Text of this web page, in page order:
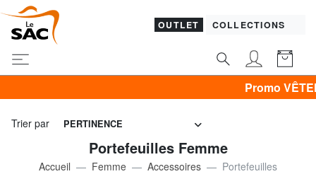
OUTLET COLLECTIONS
Promo VÊTEMENTS -30% | -40% |
Trier par PERTINENCE
Portefeuilles Femme
Accueil Femme Accessoires
Portefeuilles